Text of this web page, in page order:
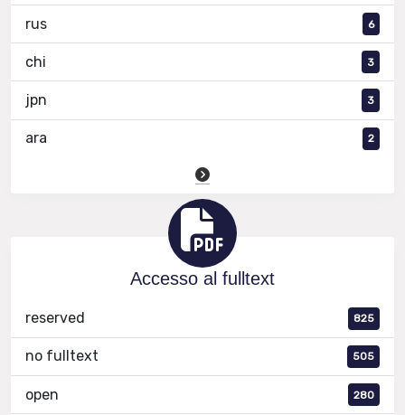
rus 6
chi 3
jpn 3
ara 2
Accesso al fulltext
reserved 825
no fulltext 505
open 280